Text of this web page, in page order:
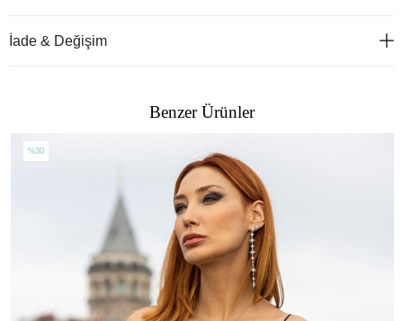
İade & Değişim
Benzer Ürünler
%30